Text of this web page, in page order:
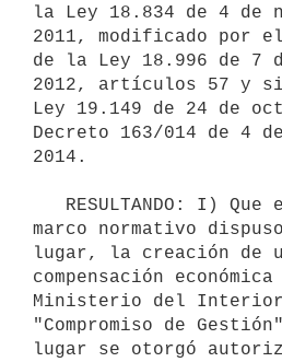
la Ley 18.834 de 4 de
2011, modificado por
de la Ley 18.996 de 7
2012, artículos 57 y
Ley 19.149 de 24 de
Decreto 163/014 de 4
2014.
marco normativo
lugar, la creación de
compensación
Ministerio del
"Compromiso de
lugar se otorgó